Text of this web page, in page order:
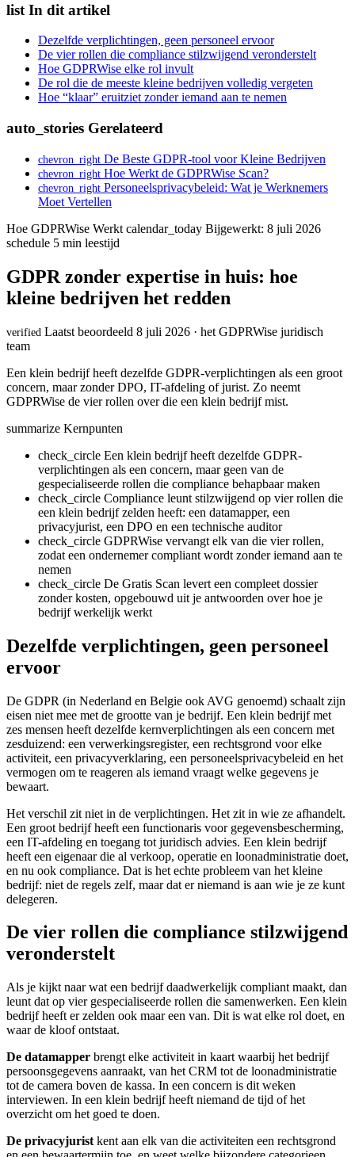
list In dit artikel
Dezelfde verplichtingen, geen personeel ervoor
De vier rollen die compliance stilzwijgend veronderstelt
Hoe GDPRWise elke rol invult
De rol die de meeste kleine bedrijven volledig vergeten
Hoe “klaar” eruitziet zonder iemand aan te nemen
auto_stories Gerelateerd
chevron_right De Beste GDPR-tool voor Kleine Bedrijven
chevron_right Hoe Werkt de GDPRWise Scan?
chevron_right Personeelsprivacybeleid: Wat je Werknemers
Moet Vertellen
Hoe GDPRWise Werkt calendar_today Bijgewerkt: 8 juli 2026
schedule 5 min leestijd
GDPR zonder expertise in huis: hoe
kleine bedrijven het redden
verified Laatst beoordeeld 8 juli 2026 · het GDPRWise juridisch
team
Een klein bedrijf heeft dezelfde GDPR-verplichtingen als een groot
concern, maar zonder DPO, IT-afdeling of jurist. Zo neemt
GDPRWise de vier rollen over die een klein bedrijf mist.
summarize Kernpunten
check_circle Een klein bedrijf heeft dezelfde GDPR-
verplichtingen als een concern, maar geen van de
gespecialiseerde rollen die compliance behapbaar maken
check_circle Compliance leunt stilzwijgend op vier rollen die
een klein bedrijf zelden heeft: een datamapper, een
privacyjurist, een DPO en een technische auditor
check_circle GDPRWise vervangt elk van die vier rollen,
zodat een ondernemer compliant wordt zonder iemand aan te
nemen
check_circle De Gratis Scan levert een compleet dossier
zonder kosten, opgebouwd uit je antwoorden over hoe je
bedrijf werkelijk werkt
Dezelfde verplichtingen, geen personeel
ervoor
De GDPR (in Nederland en Belgie ook AVG genoemd) schaalt zijn
eisen niet mee met de grootte van je bedrijf. Een klein bedrijf met
zes mensen heeft dezelfde kernverplichtingen als een concern met
zesduizend: een verwerkingsregister, een rechtsgrond voor elke
activiteit, een privacyverklaring, een personeelsprivacybeleid en het
vermogen om te reageren als iemand vraagt welke gegevens je
bewaart.
Het verschil zit niet in de verplichtingen. Het zit in wie ze afhandelt.
Een groot bedrijf heeft een functionaris voor gegevensbescherming,
een IT-afdeling en toegang tot juridisch advies. Een klein bedrijf
heeft een eigenaar die al verkoop, operatie en loonadministratie doet,
en nu ook compliance. Dat is het echte probleem van het kleine
bedrijf: niet de regels zelf, maar dat er niemand is aan wie je ze kunt
delegeren.
De vier rollen die compliance stilzwijgend
veronderstelt
Als je kijkt naar wat een bedrijf daadwerkelijk compliant maakt, dan
leunt dat op vier gespecialiseerde rollen die samenwerken. Een klein
bedrijf heeft er zelden ook maar een van. Dit is wat elke rol doet, en
waar de kloof ontstaat.
De datamapper brengt elke activiteit in kaart waarbij het bedrijf
persoonsgegevens aanraakt, van het CRM tot de loonadministratie
tot de camera boven de kassa. In een concern is dit weken
interviewen. In een klein bedrijf heeft niemand de tijd of het
overzicht om het goed te doen.
De privacyjurist kent aan elk van die activiteiten een rechtsgrond